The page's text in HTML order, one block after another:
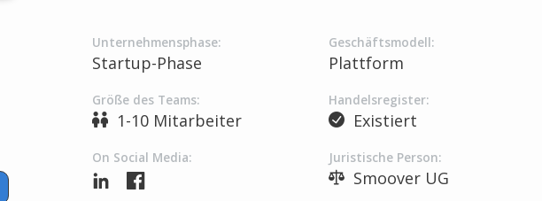
Unternehmensphase:
Startup-Phase
Geschäftsmodell:
Plattform
Größe des Teams:
1-10 Mitarbeiter
Handelsregister:
Existiert
On Social Media: Juristische Person:
Smoover UG